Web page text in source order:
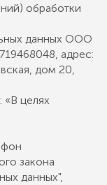
обработки
данных ООО
адрес:
дом 20,
«В целях
закона
данных",